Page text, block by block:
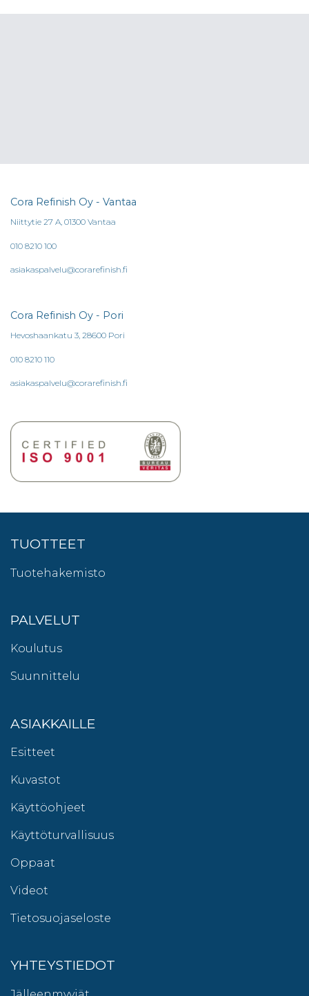
Cora Refinish Oy - Vantaa
Niittytie 27 A, 01300 Vantaa
010 8210 100
asiakaspalvelu@corarefinish.fi
Cora Refinish Oy - Pori
Hevoshaankatu 3, 28600 Pori
010 8210 110
asiakaspalvelu@corarefinish.fi
TUOTTEET
Tuotehakemisto
PALVELUT
Koulutus
Suunnittelu
ASIAKKAILLE
Esitteet
Kuvastot
Käyttöohjeet
Käyttöturvallisuus
Oppaat
Videot
Tietosuojaseloste
YHTEYSTIEDOT